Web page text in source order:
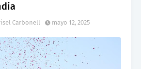
Carbonell mayo 12, 2025